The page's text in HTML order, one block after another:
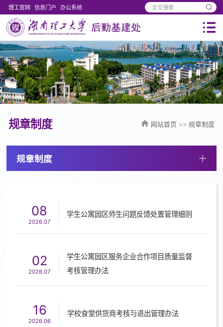
理工官网 信息门户 办公系统
规章制度
规章制度 网站首页 >> 规章制度
08
2026.07
学生公寓园区师生问题反馈处置管理细则
02
2026.07
学生公寓园区服务企业合作项目质量监督
考核管理办法
16
2026.06
学校食堂供货商考核与退出管理办法